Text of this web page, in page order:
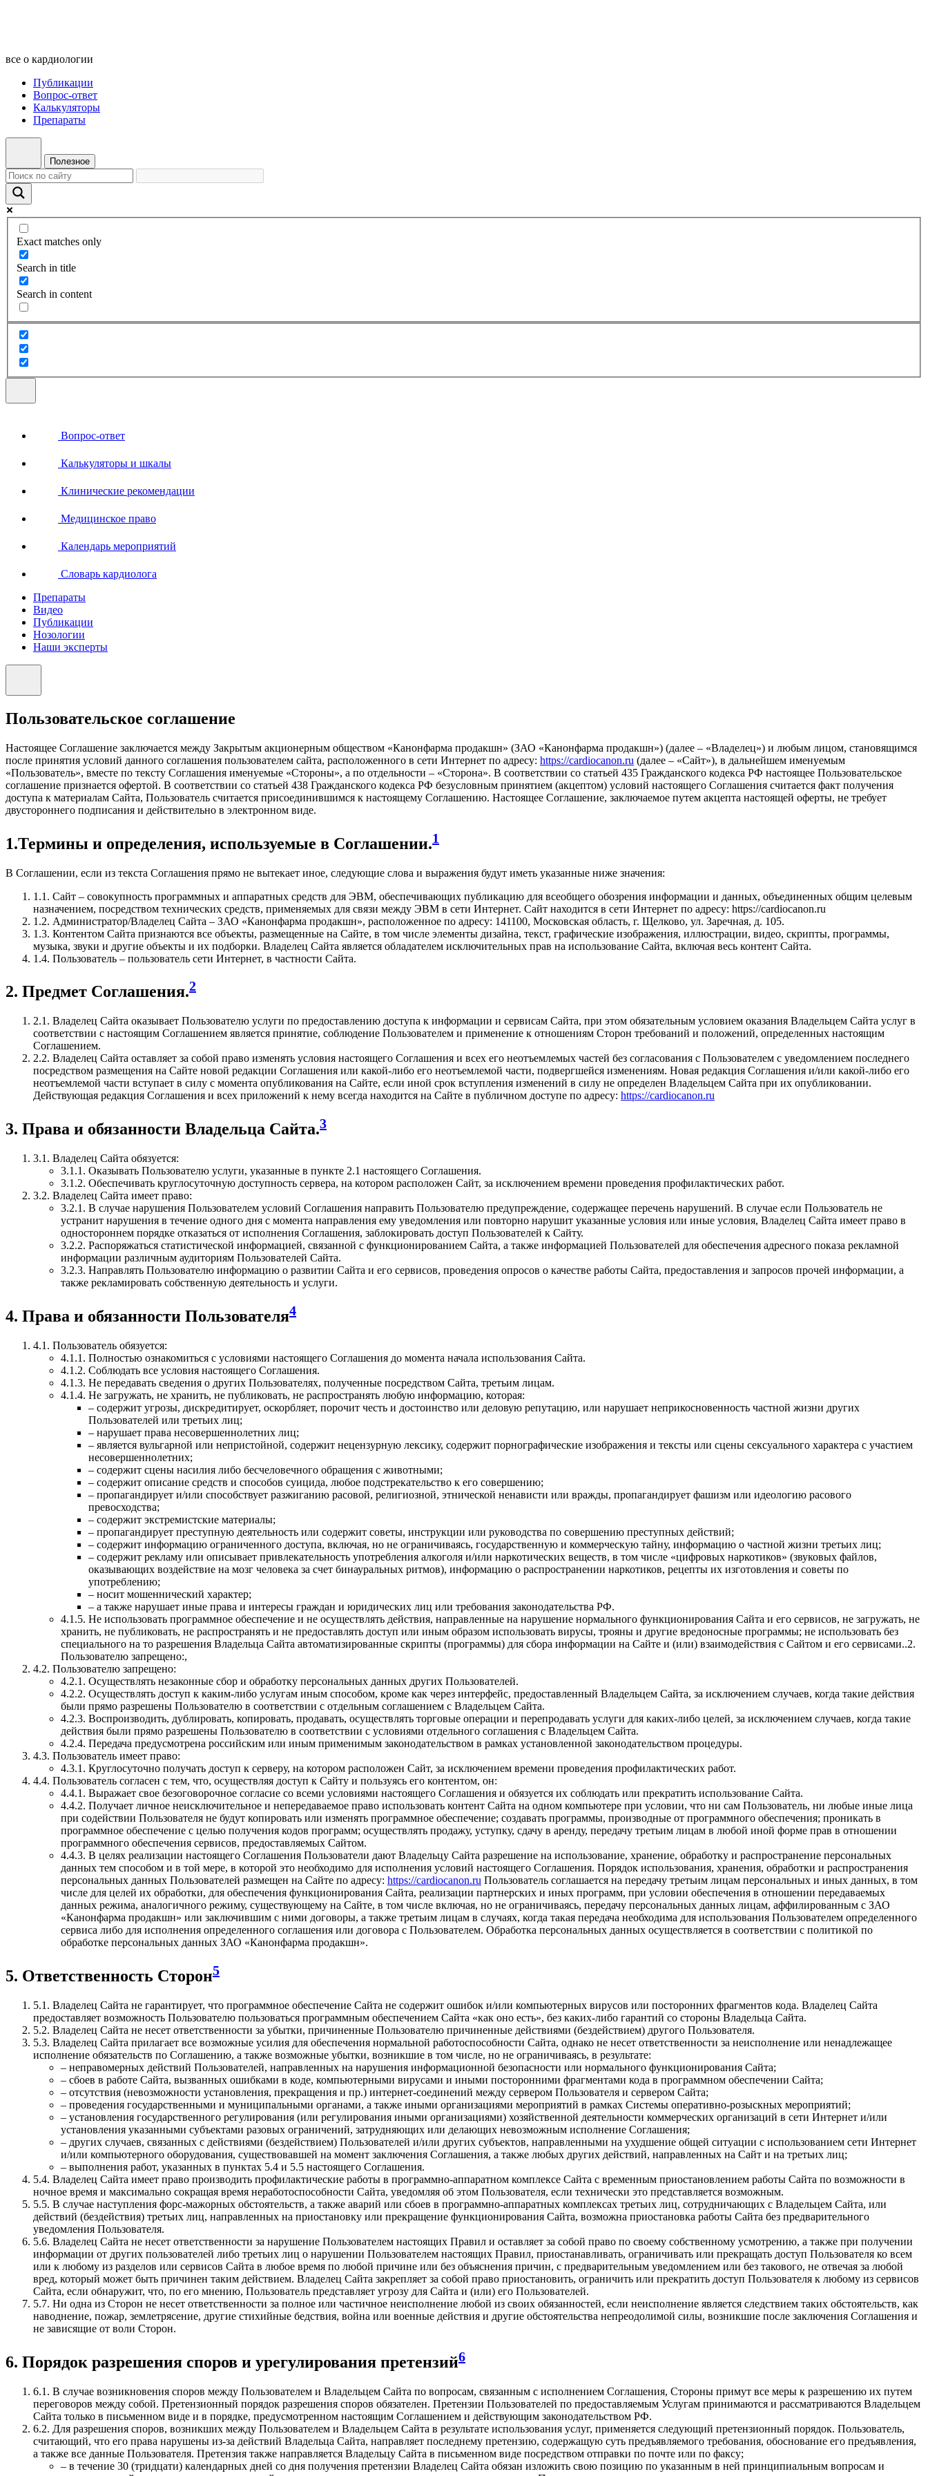
все о кардиологии
Публикации
Вопрос-ответ
Калькуляторы
Препараты
Полезное
Exact matches only
Search in title
Search in content
Вопрос-ответ
Калькуляторы и шкалы
Клинические рекомендации
Медицинское право
Календарь мероприятий
Словарь кардиолога
Препараты
Видео
Публикации
Нозологии
Наши эксперты
Пользовательское соглашение
Настоящее Соглашение заключается между Закрытым акционерным обществом «Канонфарма продакшн» (ЗАО «Канонфарма продакшн») (далее – «Владелец») и любым лицом, становящимся
после принятия условий данного соглашения пользователем сайта, расположенного в сети Интернет по адресу: https://cardiocanon.ru (далее – «Сайт»), в дальнейшем именуемым
«Пользователь», вместе по тексту Соглашения именуемые «Стороны», а по отдельности – «Сторона». В соответствии со статьей 435 Гражданского кодекса РФ настоящее Пользовательское
соглашение признается офертой. В соответствии со статьей 438 Гражданского кодекса РФ безусловным принятием (акцептом) условий настоящего Соглашения считается факт получения
доступа к материалам Сайта, Пользователь считается присоединившимся к настоящему Соглашению. Настоящее Соглашение, заключаемое путем акцепта настоящей оферты, не требует
двустороннего подписания и действительно в электронном виде.
1.Термины и определения, используемые в Соглашении.1
В Соглашении, если из текста Соглашения прямо не вытекает иное, следующие слова и выражения будут иметь указанные ниже значения:
1.1. Сайт – совокупность программных и аппаратных средств для ЭВМ, обеспечивающих публикацию для всеобщего обозрения информации и данных, объединенных общим целевым
назначением, посредством технических средств, применяемых для связи между ЭВМ в сети Интернет. Сайт находится в сети Интернет по адресу: https://cardiocanon.ru
1.2. Администратор/Владелец Сайта – ЗАО «Канонфарма продакшн», расположенное по адресу: 141100, Московская область, г. Щелково, ул. Заречная, д. 105.
1.3. Контентом Сайта признаются все объекты, размещенные на Сайте, в том числе элементы дизайна, текст, графические изображения, иллюстрации, видео, скрипты, программы,
музыка, звуки и другие объекты и их подборки. Владелец Сайта является обладателем исключительных прав на использование Сайта, включая весь контент Сайта.
1.4. Пользователь – пользователь сети Интернет, в частности Сайта.
2. Предмет Соглашения.2
2.1. Владелец Сайта оказывает Пользователю услуги по предоставлению доступа к информации и сервисам Сайта, при этом обязательным условием оказания Владельцем Сайта услуг в
соответствии с настоящим Соглашением является принятие, соблюдение Пользователем и применение к отношениям Сторон требований и положений, определенных настоящим
Соглашением.
2.2. Владелец Сайта оставляет за собой право изменять условия настоящего Соглашения и всех его неотъемлемых частей без согласования с Пользователем с уведомлением последнего
посредством размещения на Сайте новой редакции Соглашения или какой-либо его неотъемлемой части, подвергшейся изменениям. Новая редакция Соглашения и/или какой-либо его
неотъемлемой части вступает в силу с момента опубликования на Сайте, если иной срок вступления изменений в силу не определен Владельцем Сайта при их опубликовании.
Действующая редакция Соглашения и всех приложений к нему всегда находится на Сайте в публичном доступе по адресу: https://cardiocanon.ru
3. Права и обязанности Владельца Сайта.3
3.1. Владелец Сайта обязуется:
3.1.1. Оказывать Пользователю услуги, указанные в пункте 2.1 настоящего Соглашения.
3.1.2. Обеспечивать круглосуточную доступность сервера, на котором расположен Сайт, за исключением времени проведения профилактических работ.
3.2. Владелец Сайта имеет право:
3.2.1. В случае нарушения Пользователем условий Соглашения направить Пользователю предупреждение, содержащее перечень нарушений. В случае если Пользователь не
устранит нарушения в течение одного дня с момента направления ему уведомления или повторно нарушит указанные условия или иные условия, Владелец Сайта имеет право в
одностороннем порядке отказаться от исполнения Соглашения, заблокировать доступ Пользователей к Сайту.
3.2.2. Распоряжаться статистической информацией, связанной с функционированием Сайта, а также информацией Пользователей для обеспечения адресного показа рекламной
информации различным аудиториям Пользователей Сайта.
3.2.3. Направлять Пользователю информацию о развитии Сайта и его сервисов, проведения опросов о качестве работы Сайта, предоставления и запросов прочей информации, а
также рекламировать собственную деятельность и услуги.
4. Права и обязанности Пользователя4
4.1. Пользователь обязуется:
4.1.1. Полностью ознакомиться с условиями настоящего Соглашения до момента начала использования Сайта.
4.1.2. Соблюдать все условия настоящего Соглашения.
4.1.3. Не передавать сведения о других Пользователях, полученные посредством Сайта, третьим лицам.
4.1.4. Не загружать, не хранить, не публиковать, не распространять любую информацию, которая:
– содержит угрозы, дискредитирует, оскорбляет, порочит честь и достоинство или деловую репутацию, или нарушает неприкосновенность частной жизни других
Пользователей или третьих лиц;
– нарушает права несовершеннолетних лиц;
– является вульгарной или непристойной, содержит нецензурную лексику, содержит порнографические изображения и тексты или сцены сексуального характера с участием
несовершеннолетних;
– содержит сцены насилия либо бесчеловечного обращения с животными;
– содержит описание средств и способов суицида, любое подстрекательство к его совершению;
– пропагандирует и/или способствует разжиганию расовой, религиозной, этнической ненависти или вражды, пропагандирует фашизм или идеологию расового
превосходства;
– содержит экстремистские материалы;
– пропагандирует преступную деятельность или содержит советы, инструкции или руководства по совершению преступных действий;
– содержит информацию ограниченного доступа, включая, но не ограничиваясь, государственную и коммерческую тайну, информацию о частной жизни третьих лиц;
– содержит рекламу или описывает привлекательность употребления алкоголя и/или наркотических веществ, в том числе «цифровых наркотиков» (звуковых файлов,
оказывающих воздействие на мозг человека за счет бинауральных ритмов), информацию о распространении наркотиков, рецепты их изготовления и советы по
употреблению;
– носит мошеннический характер;
– а также нарушает иные права и интересы граждан и юридических лиц или требования законодательства РФ.
4.1.5. Не использовать программное обеспечение и не осуществлять действия, направленные на нарушение нормального функционирования Сайта и его сервисов, не загружать, не
хранить, не публиковать, не распространять и не предоставлять доступ или иным образом использовать вирусы, трояны и другие вредоносные программы; не использовать без
специального на то разрешения Владельца Сайта автоматизированные скрипты (программы) для сбора информации на Сайте и (или) взаимодействия с Сайтом и его сервисами..2.
Пользователю запрещено:,
4.2. Пользователю запрещено:
4.2.1. Осуществлять незаконные сбор и обработку персональных данных других Пользователей.
4.2.2. Осуществлять доступ к каким-либо услугам иным способом, кроме как через интерфейс, предоставленный Владельцем Сайта, за исключением случаев, когда такие действия
были прямо разрешены Пользователю в соответствии с отдельным соглашением с Владельцем Сайта.
4.2.3. Воспроизводить, дублировать, копировать, продавать, осуществлять торговые операции и перепродавать услуги для каких-либо целей, за исключением случаев, когда такие
действия были прямо разрешены Пользователю в соответствии с условиями отдельного соглашения с Владельцем Сайта.
4.2.4. Передача предусмотрена российским или иным применимым законодательством в рамках установленной законодательством процедуры.
4.3. Пользователь имеет право:
4.3.1. Круглосуточно получать доступ к серверу, на котором расположен Сайт, за исключением времени проведения профилактических работ.
4.4. Пользователь согласен с тем, что, осуществляя доступ к Сайту и пользуясь его контентом, он:
4.4.1. Выражает свое безоговорочное согласие со всеми условиями настоящего Соглашения и обязуется их соблюдать или прекратить использование Сайта.
4.4.2. Получает личное неисключительное и непередаваемое право использовать контент Сайта на одном компьютере при условии, что ни сам Пользователь, ни любые иные лица
при содействии Пользователя не будут копировать или изменять программное обеспечение; создавать программы, производные от программного обеспечения; проникать в
программное обеспечение с целью получения кодов программ; осуществлять продажу, уступку, сдачу в аренду, передачу третьим лицам в любой иной форме прав в отношении
программного обеспечения сервисов, предоставляемых Сайтом.
4.4.3. В целях реализации настоящего Соглашения Пользователи дают Владельцу Сайта разрешение на использование, хранение, обработку и распространение персональных
данных тем способом и в той мере, в которой это необходимо для исполнения условий настоящего Соглашения. Порядок использования, хранения, обработки и распространения
персональных данных Пользователей размещен на Сайте по адресу: https://cardiocanon.ru Пользователь соглашается на передачу третьим лицам персональных и иных данных, в том
числе для целей их обработки, для обеспечения функционирования Сайта, реализации партнерских и иных программ, при условии обеспечения в отношении передаваемых
данных режима, аналогичного режиму, существующему на Сайте, в том числе включая, но не ограничиваясь, передачу персональных данных лицам, аффилированным с ЗАО
«Канонфарма продакшн» или заключившим с ними договоры, а также третьим лицам в случаях, когда такая передача необходима для использования Пользователем определенного
сервиса либо для исполнения определенного соглашения или договора с Пользователем. Обработка персональных данных осуществляется в соответствии с политикой по
обработке персональных данных ЗАО «Канонфарма продакшн».
5. Ответственность Сторон5
5.1. Владелец Сайта не гарантирует, что программное обеспечение Сайта не содержит ошибок и/или компьютерных вирусов или посторонних фрагментов кода. Владелец Сайта
предоставляет возможность Пользователю пользоваться программным обеспечением Сайта «как оно есть», без каких-либо гарантий со стороны Владельца Сайта.
5.2. Владелец Сайта не несет ответственности за убытки, причиненные Пользователю причиненные действиями (бездействием) другого Пользователя.
5.3. Владелец Сайта прилагает все возможные усилия для обеспечения нормальной работоспособности Сайта, однако не несет ответственности за неисполнение или ненадлежащее
исполнение обязательств по Соглашению, а также возможные убытки, возникшие в том числе, но не ограничиваясь, в результате:
– неправомерных действий Пользователей, направленных на нарушения информационной безопасности или нормального функционирования Сайта;
– сбоев в работе Сайта, вызванных ошибками в коде, компьютерными вирусами и иными посторонними фрагментами кода в программном обеспечении Сайта;
– отсутствия (невозможности установления, прекращения и пр.) интернет-соединений между сервером Пользователя и сервером Сайта;
– проведения государственными и муниципальными органами, а также иными организациями мероприятий в рамках Системы оперативно-розыскных мероприятий;
– установления государственного регулирования (или регулирования иными организациями) хозяйственной деятельности коммерческих организаций в сети Интернет и/или
установления указанными субъектами разовых ограничений, затрудняющих или делающих невозможным исполнение Соглашения;
– других случаев, связанных с действиями (бездействием) Пользователей и/или других субъектов, направленными на ухудшение общей ситуации с использованием сети Интернет
и/или компьютерного оборудования, существовавшей на момент заключения Соглашения, а также любых других действий, направленных на Сайт и на третьих лиц;
– выполнения работ, указанных в пунктах 5.4 и 5.5 настоящего Соглашения.
5.4. Владелец Сайта имеет право производить профилактические работы в программно-аппаратном комплексе Сайта с временным приостановлением работы Сайта по возможности в
ночное время и максимально сокращая время неработоспособности Сайта, уведомляя об этом Пользователя, если технически это представляется возможным.
5.5. В случае наступления форс-мажорных обстоятельств, а также аварий или сбоев в программно-аппаратных комплексах третьих лиц, сотрудничающих с Владельцем Сайта, или
действий (бездействия) третьих лиц, направленных на приостановку или прекращение функционирования Сайта, возможна приостановка работы Сайта без предварительного
уведомления Пользователя.
5.6. Владелец Сайта не несет ответственности за нарушение Пользователем настоящих Правил и оставляет за собой право по своему собственному усмотрению, а также при получении
информации от других пользователей либо третьих лиц о нарушении Пользователем настоящих Правил, приостанавливать, ограничивать или прекращать доступ Пользователя ко всем
или к любому из разделов или сервисов Сайта в любое время по любой причине или без объяснения причин, с предварительным уведомлением или без такового, не отвечая за любой
вред, который может быть причинен таким действием. Владелец Сайта закрепляет за собой право приостановить, ограничить или прекратить доступ Пользователя к любому из сервисов
Сайта, если обнаружит, что, по его мнению, Пользователь представляет угрозу для Сайта и (или) его Пользователей.
5.7. Ни одна из Сторон не несет ответственности за полное или частичное неисполнение любой из своих обязанностей, если неисполнение является следствием таких обстоятельств, как
наводнение, пожар, землетрясение, другие стихийные бедствия, война или военные действия и другие обстоятельства непреодолимой силы, возникшие после заключения Соглашения и
не зависящие от воли Сторон.
6. Порядок разрешения споров и урегулирования претензий6
6.1. В случае возникновения споров между Пользователем и Владельцем Сайта по вопросам, связанным с исполнением Соглашения, Стороны примут все меры к разрешению их путем
переговоров между собой. Претензионный порядок разрешения споров обязателен. Претензии Пользователей по предоставляемым Услугам принимаются и рассматриваются Владельцем
Сайта только в письменном виде и в порядке, предусмотренном настоящим Соглашением и действующим законодательством РФ.
6.2. Для разрешения споров, возникших между Пользователем и Владельцем Сайта в результате использования услуг, применяется следующий претензионный порядок. Пользователь,
считающий, что его права нарушены из-за действий Владельца Сайта, направляет последнему претензию, содержащую суть предъявляемого требования, обоснование его предъявления,
а также все данные Пользователя. Претензия также направляется Владельцу Сайта в письменном виде посредством отправки по почте или по факсу;
– в течение 30 (тридцати) календарных дней со дня получения претензии Владелец Сайта обязан изложить свою позицию по указанным в ней принципиальным вопросам и